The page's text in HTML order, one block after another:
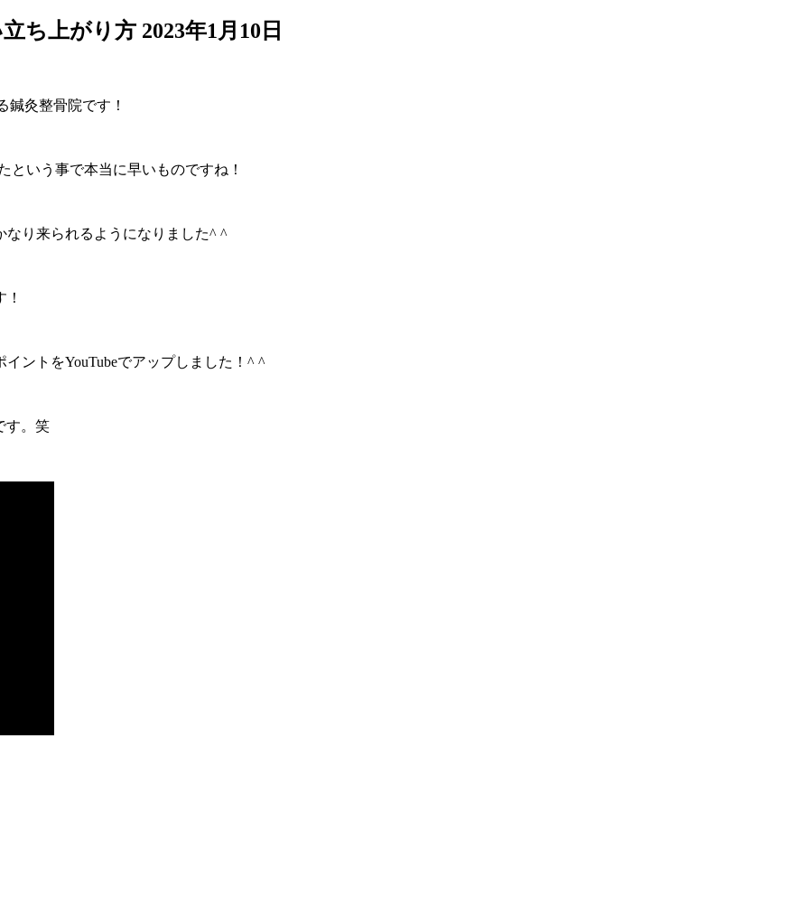
ち上がり方 2023年1月10日
灸整骨院です！
という事で本当に早いものですね！
り来られるようになりました^ ^
ントをYouTubeでアップしました！^ ^
す。笑